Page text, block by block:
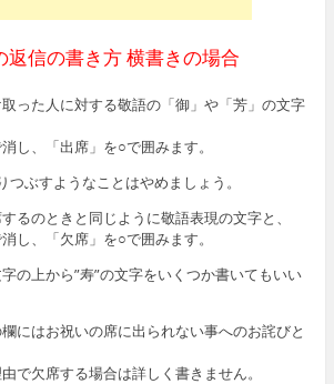
返信の書き方 横書きの場合
った人に対する敬語の「御」や「芳」の文字
し、「出席」を○で囲みます。
つぶすようなことはやめましょう。
るのときと同じように敬語表現の文字と、
し、「欠席」を○で囲みます。
の上から”寿”の文字をいくつか書いてもいい
にはお祝いの席に出られない事へのお詫びと
で欠席する場合は詳しく書きません。